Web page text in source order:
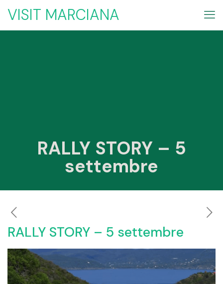
VISIT MARCIANA
RALLY STORY – 5
settembre
RALLY STORY – 5 settembre